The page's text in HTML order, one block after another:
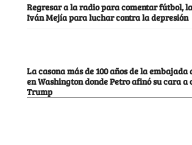
Regresar a la radio para comentar fútbol,
Iván Mejía para luchar contra la depresión
La casona más de 100 años de la embajada
en Washington donde Petro afinó su cara a
Trump